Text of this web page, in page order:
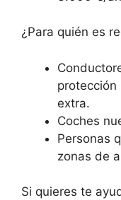
¿Para quién es
protección
extra.
Coches
Personas
zonas de
Si quieres te